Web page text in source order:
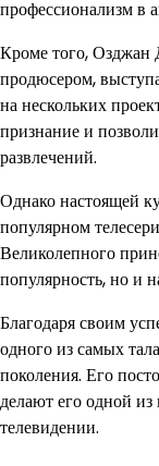
профессионализм в
Кроме того, Озджан
продюсером,
на нескольких
признание и
развлечений.
Однако настоящей
популярном
Великолепного
популярность, но и
Благодаря своим
одного из самых
поколения. Его
делают его одной
телевидении.